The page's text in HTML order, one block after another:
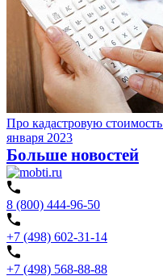
Про кадастровую стоимость
января 2023
Больше новостей
8 (800) 444-96-50
+7 (498) 602-31-14
+7 (498) 568-88-88